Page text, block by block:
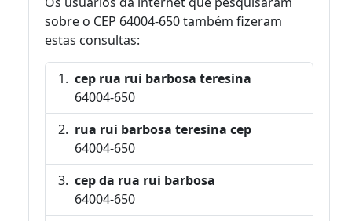
sobre o CEP 64004-650 também fizeram
estas consultas:
cep rua rui barbosa teresina
64004-650
rua rui barbosa teresina cep
64004-650
cep da rua rui barbosa
64004-650